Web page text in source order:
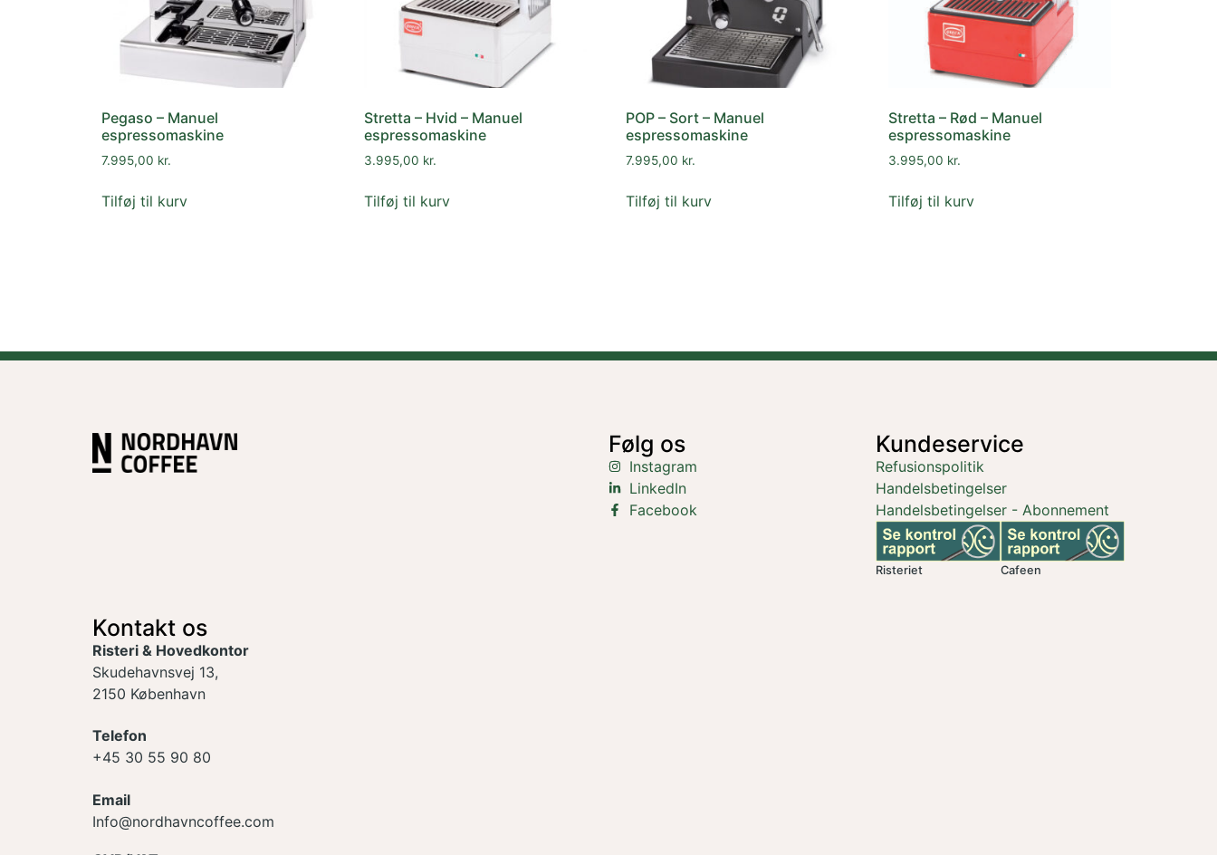
Pegaso – Manuel
espressomaskine
7.995,00 kr.
Tilføj til kurv
Stretta – Hvid – Manuel
espressomaskine
3.995,00 kr.
Tilføj til kurv
POP – Sort – Manuel
espressomaskine
7.995,00 kr.
Tilføj til kurv
Stretta – Rød – Manuel
espressomaskine
3.995,00 kr.
Tilføj til kurv
Følg os
Instagram
LinkedIn
Facebook
Kundeservice
Refusionspolitik
Handelsbetingelser
Handelsbetingelser - Abonnement
Risteriet Cafeen
Kontakt os
Risteri & Hovedkontor
Skudehavnsvej 13,
2150 København
Telefon
+45 30 55 90 80
Email
Info@nordhavncoffee.com